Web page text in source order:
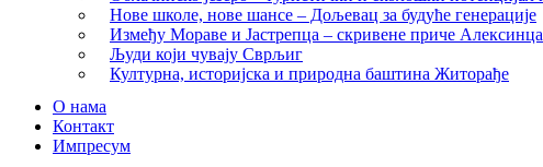
Нове школе, нове шансе – Дољевац за будуће генерације
Између Мораве и Јастрепца – скривене приче Алексинца
Људи који чувају Сврљиг
Културна, историјска и природна баштина Житорађе
О нама
Контакт
Импресум